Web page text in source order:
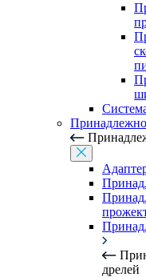
дрелей